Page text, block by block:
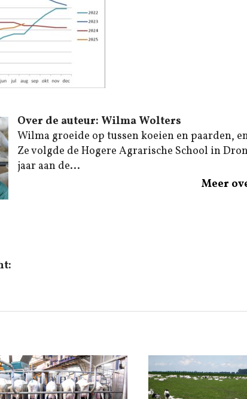
Over de auteur: Wilma Wolters
Wilma groeide op tussen koeien en paarden,
Ze volgde de Hogere Agrarische School in
jaar aan de...
Meer